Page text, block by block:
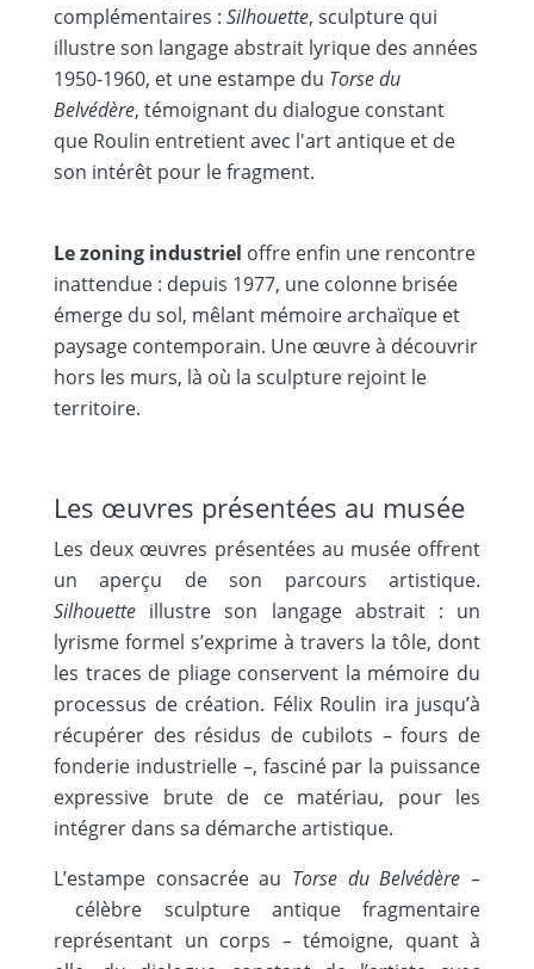
complémentaires : Silhouette, sculpture qui
illustre son langage abstrait lyrique des années
1950-1960, et une estampe du Torse du
Belvédère, témoignant du dialogue constant
que Roulin entretient avec l'art antique et de
son intérêt pour le fragment.
Le zoning industriel offre enfin une rencontre
inattendue : depuis 1977, une colonne brisée
émerge du sol, mêlant mémoire archaïque et
paysage contemporain. Une œuvre à découvrir
hors les murs, là où la sculpture rejoint le
territoire.
Les œuvres présentées au musée
Les deux œuvres présentées au musée offrent
un aperçu de son parcours artistique.
Silhouette illustre son langage abstrait : un
lyrisme formel s’exprime à travers la tôle, dont
les traces de pliage conservent la mémoire du
processus de création. Félix Roulin ira jusqu’à
récupérer des résidus de cubilots – fours de
fonderie industrielle –, fasciné par la puissance
expressive brute de ce matériau, pour les
intégrer dans sa démarche artistique.
L’estampe consacrée au Torse du Belvédère –
célèbre sculpture antique fragmentaire
représentant un corps – témoigne, quant à